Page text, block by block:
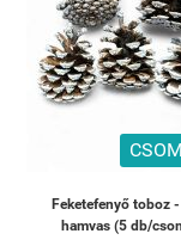
Feketefenyő toboz
hamvas (5 db/